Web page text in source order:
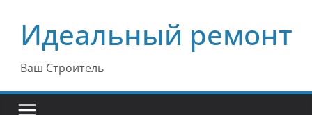
содержимому
Идеальный ремонт
Ваш Строитель